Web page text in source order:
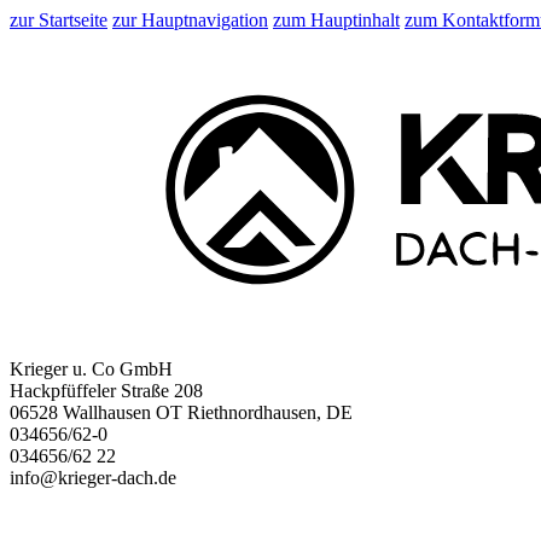
zur Startseite zur Hauptnavigation zum Hauptinhalt zum
Krieger u. Co GmbH
Hackpfüffeler Straße 208
06528 Wallhausen OT Riethnordhausen, DE
034656/62-0
034656/62 22
info@krieger-dach.de